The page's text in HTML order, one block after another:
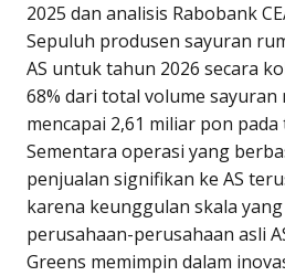
2025 dan analisis Rabobank
Sepuluh produsen sayuran
AS untuk tahun 2026 secara
68% dari total volume sayuran
mencapai 2,61 miliar pon pada
Sementara operasi yang
penjualan signifikan ke AS
karena keunggulan skala
perusahaan-perusahaan asli
Greens memimpin dalam